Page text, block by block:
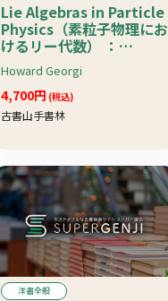
Lie Algebras in Particle
Physics（素粒子物理にお
けるリー代数） ：
Frontiers in Physics
Howard Georgi
4,700円 (税込)
古書山手書林
洋書全般